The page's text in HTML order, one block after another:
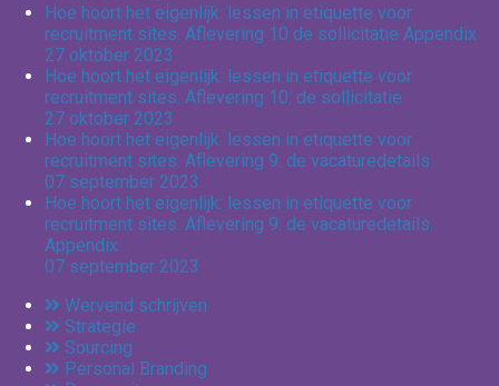
Hoe hoort het eigenlijk: lessen in etiquette voor
recruitment sites. Aflevering 10 de sollicitatie Appendix
27 oktober 2023
Hoe hoort het eigenlijk: lessen in etiquette voor
recruitment sites. Aflevering 10: de sollicitatie
27 oktober 2023
Hoe hoort het eigenlijk: lessen in etiquette voor
recruitment sites. Aflevering 9: de vacaturedetails
07 september 2023
Hoe hoort het eigenlijk: lessen in etiquette voor
recruitment sites. Aflevering 9: de vacaturedetails.
Appendix
07 september 2023
Wervend schrijven
Strategie
Sourcing
Personal Branding